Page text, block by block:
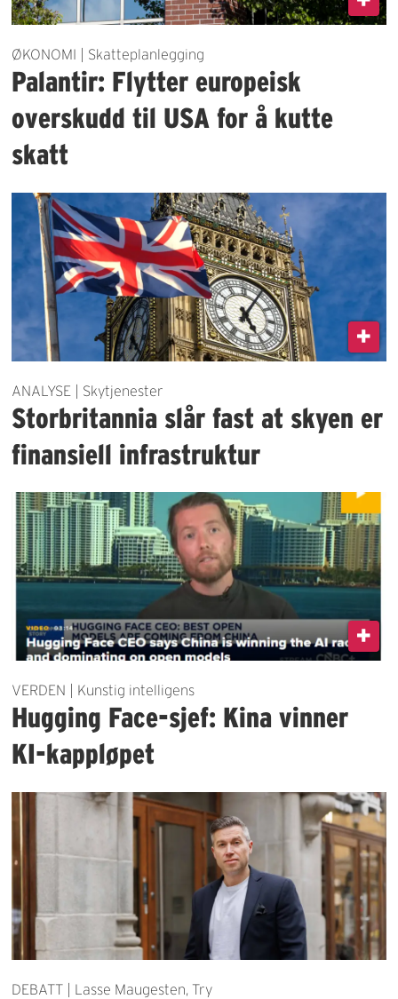
ØKONOMI | Skatteplanlegging
Palantir: Flytter europeisk
overskudd til USA for å kutte
skatt
ANALYSE | Skytjenester
Storbritannia slår fast at skyen er
finansiell infrastruktur
VERDEN | Kunstig intelligens
Hugging Face-sjef: Kina vinner
KI-kappløpet
DEBATT | Lasse Maugesten, Try